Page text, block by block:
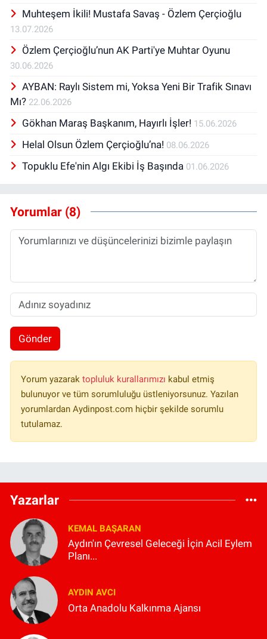
Muhteşem İkili! Mustafa Savaş - Özlem Çerçioğlu
13.07.2026
Özlem Çerçioğlu’nun AK Parti'ye Muhtar Oyunu
30.06.2026
AYBAN: Raylı Sistem mi, Yoksa Yeni Bir Trafik Sınavı
Mı? 22.06.2026
Gökhan Maraş Başkanım, Hayırlı İşler! 15.06.2026
Helal Olsun Özlem Çerçioğlu’na! 08.06.2026
Topuklu Efe'nin Algı Ekibi İş Başında 01.06.2026
Yorumlar (8)
Gönder
Yorum yazarak topluluk kurallarımızı kabul etmiş
bulunuyor ve tüm sorumluluğu üstleniyorsunuz. Yazılan
yorumlardan Aydinpost.com hiçbir şekilde sorumlu
tutulamaz.
Yazarlar
KEMAL BAŞARAN
Aydın'ın Çevresel Geleceği İçin Acil Eylem
Planı...
AYDIN AVCI
Orta Anadolu Kalkınma Ajansı